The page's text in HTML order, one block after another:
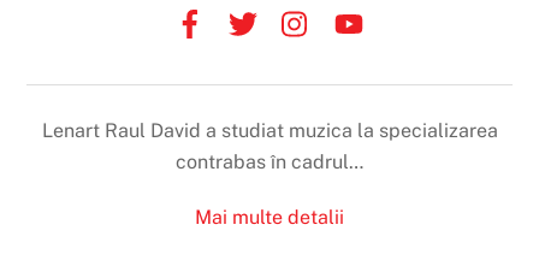
Lenart Raul David a studiat muzica la specializarea
contrabas în cadrul…
Mai multe detalii